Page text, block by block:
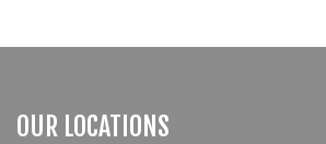
OUR LOCATIONS